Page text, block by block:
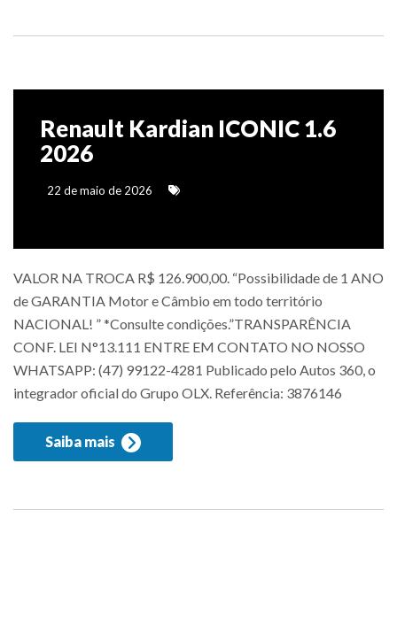
Renault Kardian ICONIC 1.6
2026
22 de maio de 2026
VALOR NA TROCA R$ 126.900,00. “Possibilidade de 1 ANO
de GARANTIA Motor e Câmbio em todo território
NACIONAL! ” *Consulte condições.”TRANSPARÊNCIA
CONF. LEI N°13.111 ENTRE EM CONTATO NO NOSSO
WHATSAPP: (47) 99122-4281 Publicado pelo Autos 360, o
integrador oficial do Grupo OLX. Referência: 3876146
Saiba mais